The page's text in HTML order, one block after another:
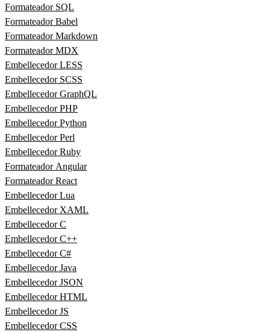
Formateador SQL
Formateador Babel
Formateador Markdown
Formateador MDX
Embellecedor LESS
Embellecedor SCSS
Embellecedor GraphQL
Embellecedor PHP
Embellecedor Python
Embellecedor Perl
Embellecedor Ruby
Formateador Angular
Formateador React
Embellecedor Lua
Embellecedor XAML
Embellecedor C
Embellecedor C++
Embellecedor C#
Embellecedor Java
Embellecedor JSON
Embellecedor HTML
Embellecedor JS
Embellecedor CSS